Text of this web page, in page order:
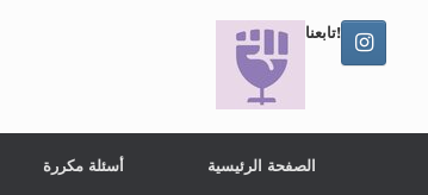
تابعنا!
أسئلة مكررة الصفحة الرئيسية